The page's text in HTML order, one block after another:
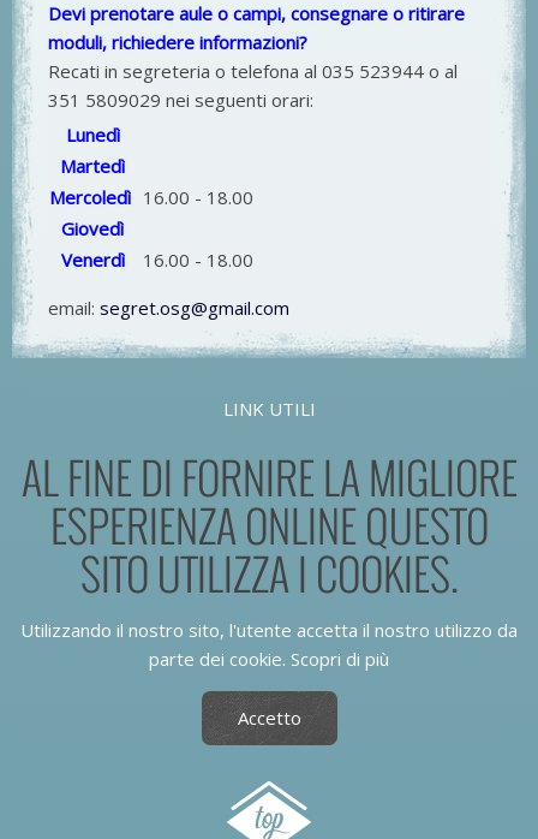
Devi prenotare aule o campi, consegnare o ritirare
moduli, richiedere informazioni?
Recati in segreteria o telefona al 035 523944 o al
351 5809029 nei seguenti orari:
Lunedì
Martedì
Mercoledì 16.00 - 18.00
Giovedì
Venerdì
16.00 - 18.00
email: segret.osg@gmail.com
LINK UTILI
AL FINE DI FORNIRE LA MIGLIORE
ESPERIENZA ONLINE QUESTO
SITO UTILIZZA I COOKIES.
Utilizzando il nostro sito, l'utente accetta il nostro utilizzo da
parte dei cookie. Scopri di più
Accetto